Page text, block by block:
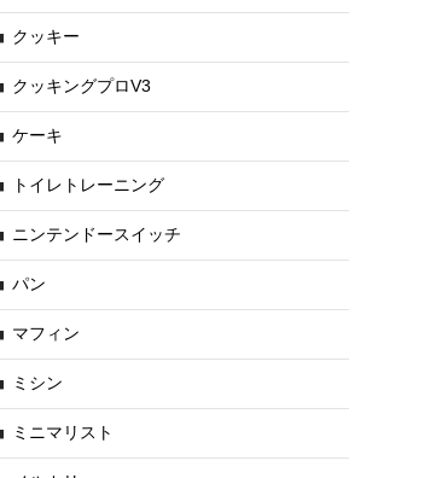
クッキー
クッキングプロV3
ケーキ
トイレトレーニング
ニンテンドースイッチ
パン
マフィン
ミシン
ミニマリスト